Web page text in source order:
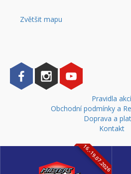
Zvětšit mapu
Pravidla akcí
Obchodní podmínky a
Doprava a
Kontakt
16.-19.07.2026